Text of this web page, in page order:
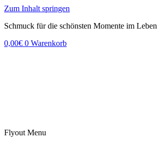
Zum Inhalt springen
Schmuck für die schönsten Momente im Leben
0,00€ 0 Warenkorb
Flyout Menu